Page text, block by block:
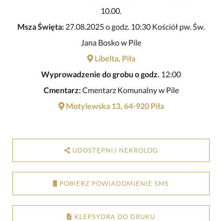
10.00.
Msza Święta: 27.08.2025 o godz. 10:30 Kościół pw. Św.
Jana Bosko w Pile
Libelta, Piła
Wyprowadzenie do grobu o godz. 12:00
Cmentarz:Cmentarz Komunalny w Pile
Motylewska 13, 64-920 Piła
UDOSTĘPNIJ NEKROLOG
POBIERZ POWIADOMIENIE SMS
KLEPSYDRA DO DRUKU